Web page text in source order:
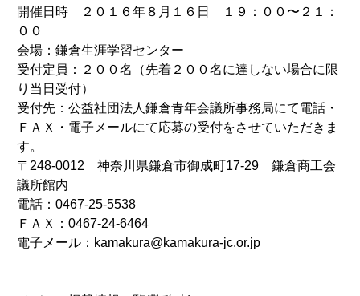
開催日時 ２０１６年８月１６日 １９：００〜２１：
００
会場：鎌倉生涯学習センター
受付定員：２００名（先着２００名に達しない場合に限
り当日受付）
受付先：公益社団法人鎌倉青年会議所事務局にて電話・
ＦＡＸ・電子メールにて応募の受付をさせていただきま
す。
〒248-0012 神奈川県鎌倉市御成町17-29 鎌倉商工会
議所館内
電話：0467-25-5538
ＦＡＸ：0467-24-6464
電子メール：kamakura@kamakura-jc.or.jp